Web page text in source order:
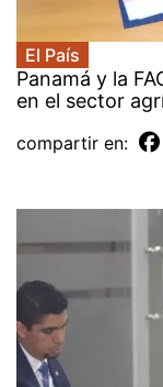
El País
Panamá y la
en el sector
compartir en: